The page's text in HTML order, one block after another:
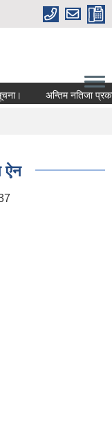
अन्तिम नतिजा
ऐन